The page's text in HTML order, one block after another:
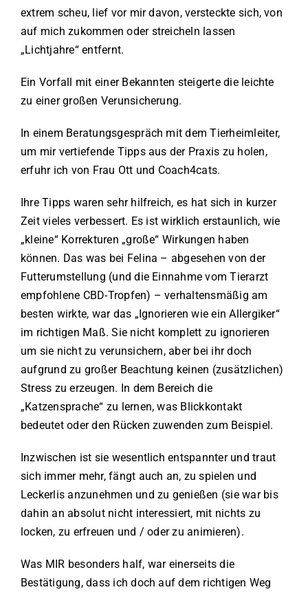
extrem scheu, lief vor mir davon, versteckte sich, von
auf mich zukommen oder streicheln lassen
„Lichtjahre“ entfernt.
Ein Vorfall mit einer Bekannten steigerte die leichte
zu einer großen Verunsicherung.
In einem Beratungsgespräch mit dem Tierheimleiter,
um mir vertiefende Tipps aus der Praxis zu holen,
erfuhr ich von Frau Ott und Coach4cats.
Ihre Tipps waren sehr hilfreich, es hat sich in kurzer
Zeit vieles verbessert. Es ist wirklich erstaunlich, wie
„kleine“ Korrekturen „große“ Wirkungen haben
können. Das was bei Felina – abgesehen von der
Futterumstellung (und die Einnahme vom Tierarzt
empfohlene CBD-Tropfen) – verhaltensmäßig am
besten wirkte, war das „Ignorieren wie ein Allergiker“
im richtigen Maß. Sie nicht komplett zu ignorieren
um sie nicht zu verunsichern, aber bei ihr doch
aufgrund zu großer Beachtung keinen (zusätzlichen)
Stress zu erzeugen. In dem Bereich die
„Katzensprache“ zu lernen, was Blickkontakt
bedeutet oder den Rücken zuwenden zum Beispiel.
Inzwischen ist sie wesentlich entspannter und traut
sich immer mehr, fängt auch an, zu spielen und
Leckerlis anzunehmen und zu genießen (sie war bis
dahin an absolut nicht interessiert, mit nichts zu
locken, zu erfreuen und / oder zu animieren).
Was MIR besonders half, war einerseits die
Bestätigung, dass ich doch auf dem richtigen Weg